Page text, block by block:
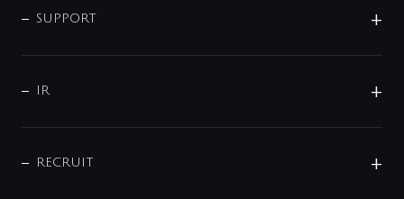
分岐
配管システム
バス・空調周辺用品
じぶんシャワーが見つかる
企業理念
会社概要
事業所案内
SUPPORT
よくあるご質問
データダウンロード
IR
IRニュース
RECRUIT